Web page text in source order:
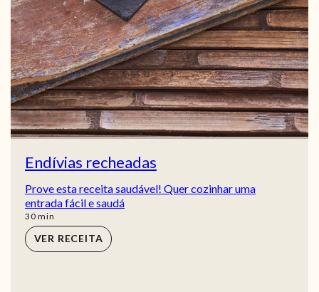
Endívias recheadas
Prove esta receita saudável! Quer cozinhar uma
entrada fácil e saudá
30min
min
VER RECEITA